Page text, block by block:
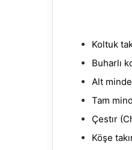
Koltuk
Buharlı
Alt
Tam
Çestır
Köşe